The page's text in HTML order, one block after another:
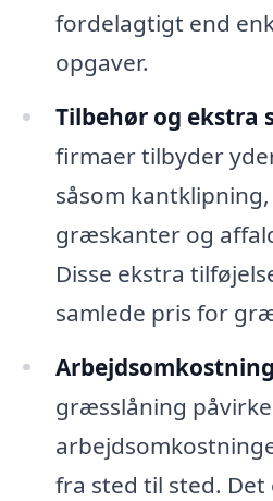
fordelagtigt end
opgaver.
Tilbehør og ekstra
firmaer tilbyder
såsom
græskanter og
Disse ekstra
samlede pris for
græsslåning
fra sted til sted.